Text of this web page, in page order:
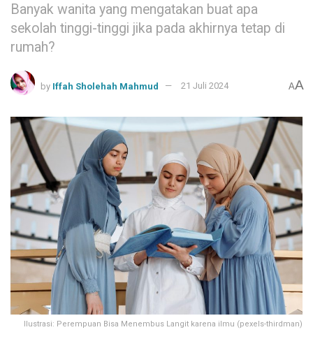
Banyak wanita yang mengatakan buat apa
sekolah tinggi-tinggi jika pada akhirnya tetap di
rumah?
by Iffah Sholehah Mahmud 21 Juli 2024 AA
Ilustrasi: Perempuan Bisa Menembus Langit karena ilmu (pexels-thirdman)